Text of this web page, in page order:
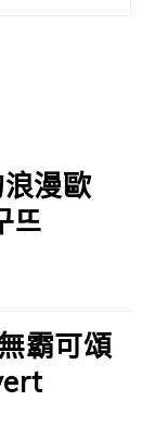
漫歐
뜨
霸可頌